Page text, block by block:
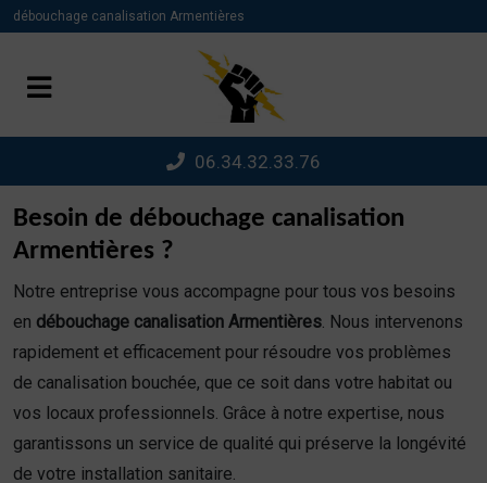
débouchage canalisation Armentières
06.34.32.33.76
Besoin de débouchage canalisation
Armentières ?
Notre entreprise vous accompagne pour tous vos besoins
en débouchage canalisation Armentières. Nous intervenons
rapidement et efficacement pour résoudre vos problèmes
de canalisation bouchée, que ce soit dans votre habitat ou
vos locaux professionnels. Grâce à notre expertise, nous
garantissons un service de qualité qui préserve la longévité
de votre installation sanitaire.
Panneau de gestion des cookies